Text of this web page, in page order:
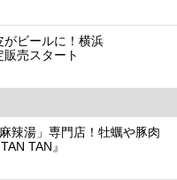
ビールに！横浜
販売スタート
辣湯」専門店！牡蠣や豚肉
TAN』